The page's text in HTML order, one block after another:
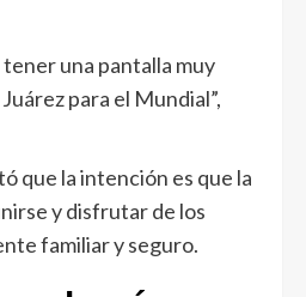
tener una pantalla muy
para el Mundial”,
que la intención es que la
y disfrutar de los
familiar y seguro.